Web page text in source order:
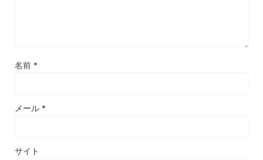
名前 *
メール *
サイト